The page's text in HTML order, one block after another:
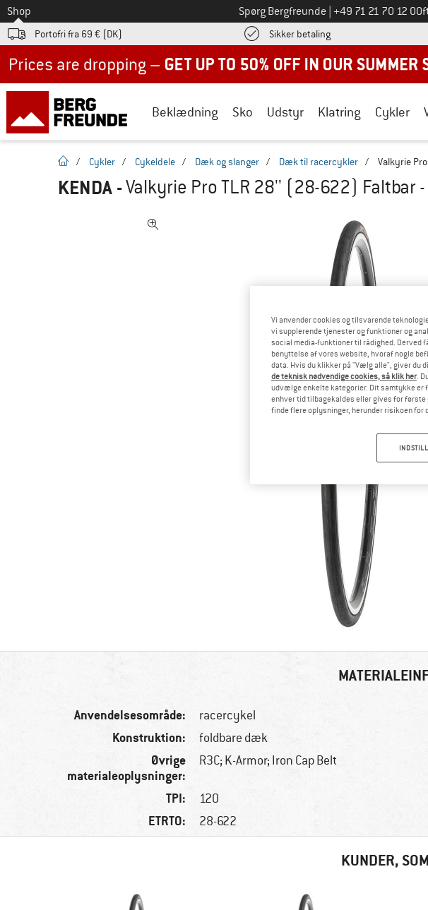
Til
Shop Spørg Bergfreunde Ring til os på
+49 71 21 70 12 0
Portofri fra 69 € (DK) Sikker betalingFind
Beklædning Sko Udstyr Klatring Cykler
Hjemmeside
/ Cykler / Cykeldele / Dæk og slanger / Dæk til racercykler / Valkyrie
KENDA -Valkyrie Pro TLR 28'' (28-622) Faltbar
Anvendelsesområde: racercykel
Konstruktion: foldbare dæk
Øvrige
materialeoplysninger:
R3C; K-Armor; Iron Cap Belt
TPI: 120
ETRTO: 28-622
KUNDER,
Vi anvender cookies og tilsvarende
vi supplerende tjenester og funktioner og
social media-funktioner til rådighed. Derved
benyttelse af vores website, hvoraf nogle
data. Hvis du klikker på "Vælg alle", giver du
de teknisk nødvendige cookies, så klik her .
udvælge enkelte kategorier. Dit samtykke er
enhver tid tilbagekaldes eller gives for første
finde flere oplysninger, herunder risikoen